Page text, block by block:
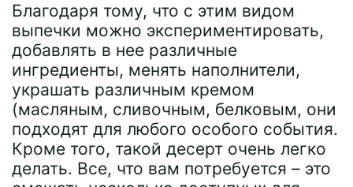
Благодаря тому, что с этим видом
выпечки можно экспериментировать,
добавлять в нее различные
ингредиенты, менять наполнители,
украшать различным кремом
(масляным, сливочным, белковым, они
подходят для любого особого события.
Кроме того, такой десерт очень легко
делать. Все, что вам потребуется – это